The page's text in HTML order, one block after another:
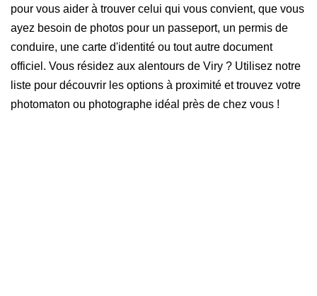
pour vous aider à trouver celui qui vous convient, que vous
ayez besoin de photos pour un passeport, un permis de
conduire, une carte d'identité ou tout autre document
officiel. Vous résidez aux alentours de Viry ? Utilisez notre
liste pour découvrir les options à proximité et trouvez votre
photomaton ou photographe idéal près de chez vous !